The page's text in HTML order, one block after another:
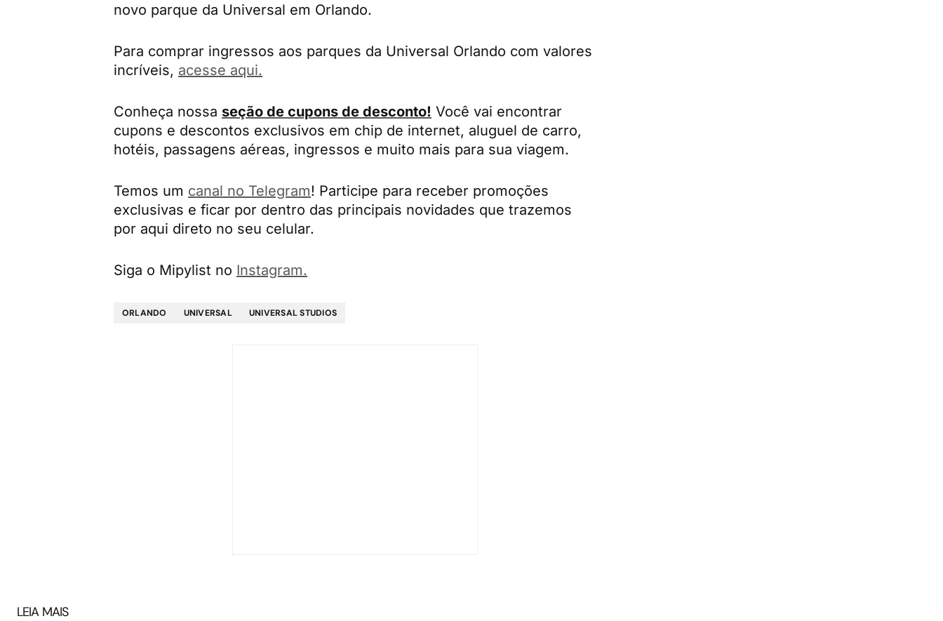
novo parque da Universal em Orlando.
Para comprar ingressos aos parques da Universal Orlando com valores
incríveis, acesse aqui.
Conheça nossa seção de cupons de desconto! Você vai encontrar
cupons e descontos exclusivos em chip de internet, aluguel de carro,
hotéis, passagens aéreas, ingressos e muito mais para sua viagem.
Temos um canal no Telegram! Participe para receber promoções
exclusivas e ficar por dentro das principais novidades que trazemos
por aqui direto no seu celular.
Siga o Mipylist no Instagram.
ORLANDO UNIVERSAL UNIVERSAL STUDIOS
LEIA MAIS